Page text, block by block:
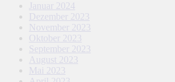
Januar 2024
Dezember 2023
November 2023
Oktober 2023
September 2023
August 2023
Mai 2023